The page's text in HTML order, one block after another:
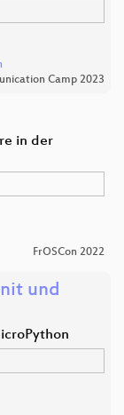
Camp 2023
in der
FrOSCon 2022
und